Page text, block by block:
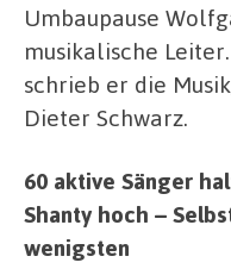
Umbaupause
musikalische
schrieb er die
Dieter Schwarz.
60 aktive Sänger
Shanty hoch –
wenigsten